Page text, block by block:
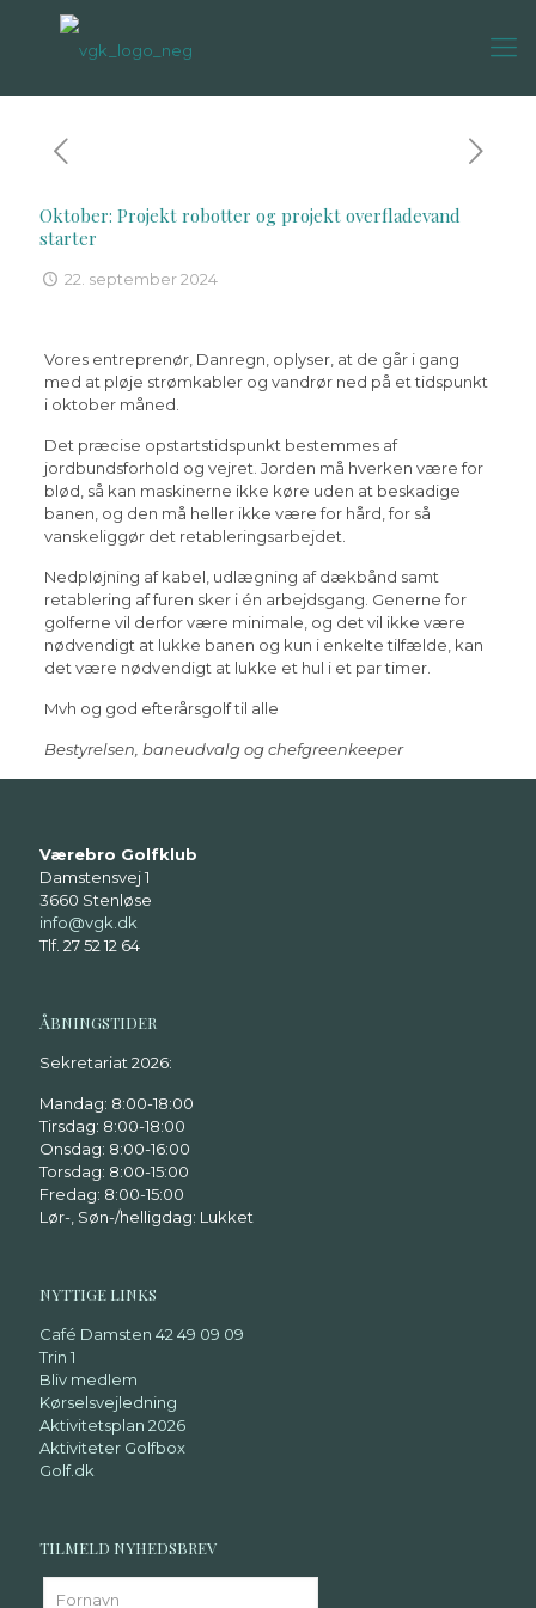
Oktober: Projekt robotter og projekt overfladevand
starter
22. september 2024
Vores entreprenør, Danregn, oplyser, at de går i gang
med at pløje strømkabler og vandrør ned på et tidspunkt
i oktober måned.
Det præcise opstartstidspunkt bestemmes af
jordbundsforhold og vejret. Jorden må hverken være for
blød, så kan maskinerne ikke køre uden at beskadige
banen, og den må heller ikke være for hård, for så
vanskeliggør det retableringsarbejdet.
Nedpløjning af kabel, udlægning af dækbånd samt
retablering af furen sker i én arbejdsgang. Generne for
golferne vil derfor være minimale, og det vil ikke være
nødvendigt at lukke banen og kun i enkelte tilfælde, kan
det være nødvendigt at lukke et hul i et par timer.
Mvh og god efterårsgolf til alle
Bestyrelsen, baneudvalg og chefgreenkeeper
Værebro Golfklub
Damstensvej 1
3660 Stenløse
info@vgk.dk
Tlf. 27 52 12 64
ÅBNINGSTIDER
Sekretariat 2026:
Mandag: 8:00-18:00
Tirsdag: 8:00-18:00
Onsdag: 8:00-16:00
Torsdag: 8:00-15:00
Fredag: 8:00-15:00
Lør-, Søn-/helligdag: Lukket
NYTTIGE LINKS
Café Damsten 42 49 09 09
Trin 1
Bliv medlem
Kørselsvejledning
Aktivitetsplan 2026
Aktiviteter Golfbox
Golf.dk
TILMELD NYHEDSBREV